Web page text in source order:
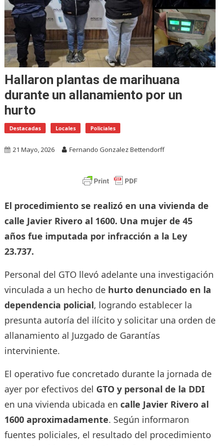
Hallaron plantas de marihuana
durante un allanamiento por un
hurto
Destacadas Locales Policiales
21 Mayo, 2026 Fernando Gonzalez Bettendorff
El procedimiento se realizó en una vivienda de
calle Javier Rivero al 1600. Una mujer de 45
años fue imputada por infracción a la Ley
23.737.
Personal del GTO llevó adelante una investigación
vinculada a un hecho de hurto denunciado en la
dependencia policial, logrando establecer la
presunta autoría del ilícito y solicitar una orden de
allanamiento al Juzgado de Garantías
interviniente.
El operativo fue concretado durante la jornada de
ayer por efectivos del GTO y personal de la DDI
en una vivienda ubicada en calle Javier Rivero al
1600 aproximadamente. Según informaron
fuentes policiales, el resultado del procedimiento